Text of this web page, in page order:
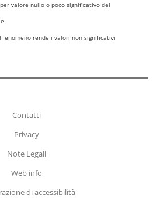
valore nullo o poco significativo del
fenomeno rende i valori non significativi
Contatti
Privacy
Note Legali
Web info
di accessibilità